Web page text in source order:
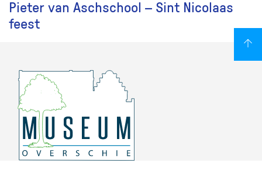
Pieter van Aschschool – Sint Nicolaas
feest